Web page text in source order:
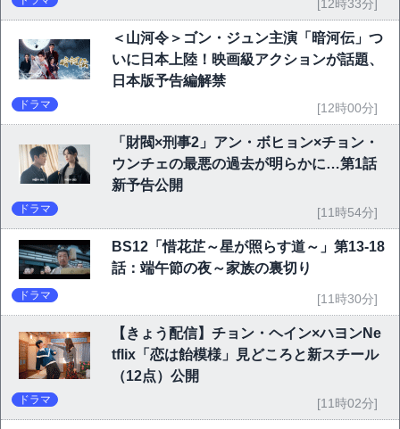
[12時33分]
＜山河令＞ゴン・ジュン主演「暗河伝」つ
いに日本上陸！映画級アクションが話題、
日本版予告編解禁
ドラマ [12時00分]
「財閥×刑事2」アン・ボヒョン×チョン・
ウンチェの最悪の過去が明らかに…第1話
新予告公開
ドラマ [11時54分]
BS12「惜花芷～星が照らす道～」第13-18
話：端午節の夜～家族の裏切り
ドラマ [11時30分]
【きょう配信】チョン・ヘイン×ハヨンNe
tflix「恋は飴模様」見どころと新スチール
（12点）公開
ドラマ [11時02分]